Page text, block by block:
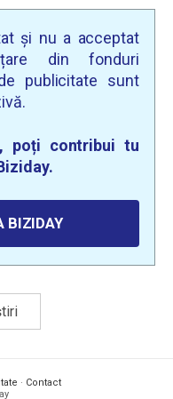
și nu a acceptat
din fonduri
publicitate sunt
poți contribui tu
BIZIDAY
· Contact